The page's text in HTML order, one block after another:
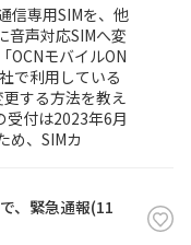
信専用SIMを、他
音声対応SIMへ変
OCNモバイルON
で利用している
する方法を教え
受付は2023年6月
め、SIMカ
、緊急通報(11